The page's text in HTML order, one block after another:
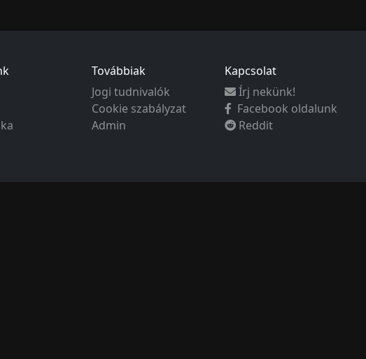
Továbbiak
Jogi tudnivalók
Cookie szabályzat
Admin
Kapcsolat
Írj nekünk!
Facebook oldalunk
Reddit